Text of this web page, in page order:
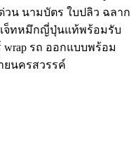
วน นามบัตร ใบปลิว ฉลาก
เจ็ทหมึกญี่ปุ่นแท้พร้อมรับ
รถ ออกแบบพร้อม
ยนครสวรรค์